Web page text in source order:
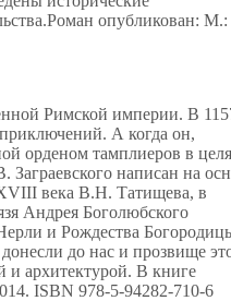
опубликован: М.:
Римской империи. В
А когда он,
орденом тамплиеров в
написан на
века В.Н. Татищева, в
Андрея Боголюбского
и Рождества
до нас и прозвище
и архитектурой. В книге
ISBN 978-5-94282-710-6